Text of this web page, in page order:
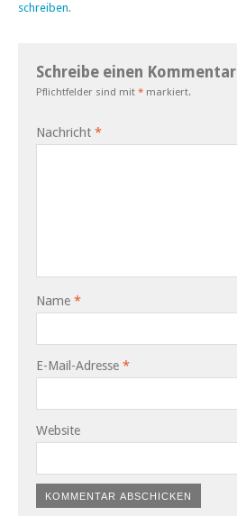
schreiben.
Schreibe einen Kommentar
Pflichtfelder sind mit * markiert.
Nachricht *
Name *
E-Mail-Adresse *
Website